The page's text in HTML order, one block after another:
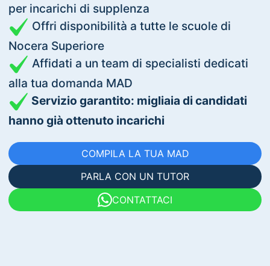
per incarichi di supplenza
Offri disponibilità a tutte le scuole di
Nocera Superiore
Affidati a un team di specialisti dedicati
alla tua domanda MAD
Servizio garantito: migliaia di candidati
hanno già ottenuto incarichi
COMPILA LA TUA MAD
PARLA CON UN TUTOR
CONTATTACI